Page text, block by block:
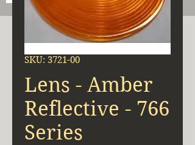
SKU: 3721-00
Lens - Amber
Reflective - 766
Series